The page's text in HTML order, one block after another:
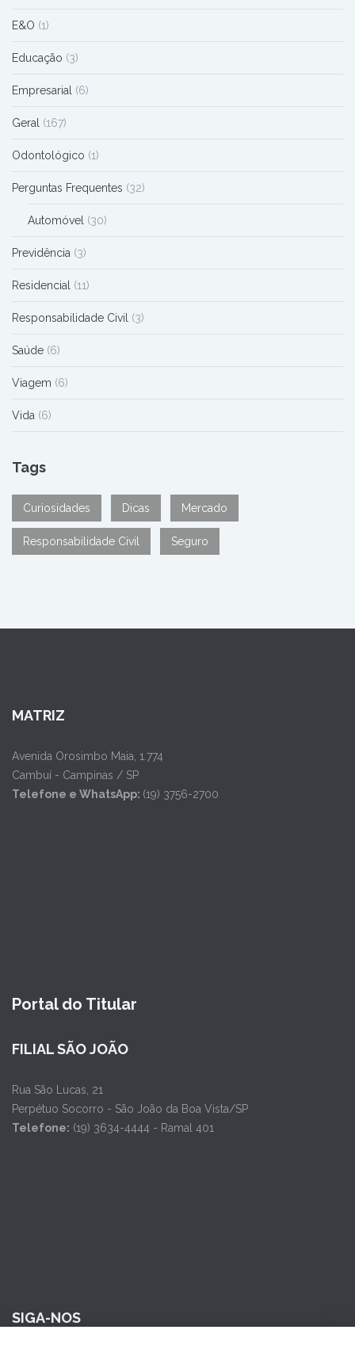
E&O (1)
Educação (3)
Empresarial (6)
Geral (167)
Odontológico (1)
Perguntas Frequentes (32)
Automóvel (30)
Previdência (3)
Residencial (11)
Responsabilidade Civil (3)
Saúde (6)
Viagem (6)
Vida (6)
Tags
Curiosidades Dicas Mercado
Responsabilidade Civil Seguro
MATRIZ
Avenida Orosimbo Maia, 1.774
Cambuí - Campinas / SP
Telefone e WhatsApp: (19) 3756-2700
Portal do Titular
FILIAL SÃO JOÃO
Rua São Lucas, 21
Perpétuo Socorro - São João da Boa Vista/SP
Telefone: (19) 3634-4444 - Ramal 401
SIGA-NOS